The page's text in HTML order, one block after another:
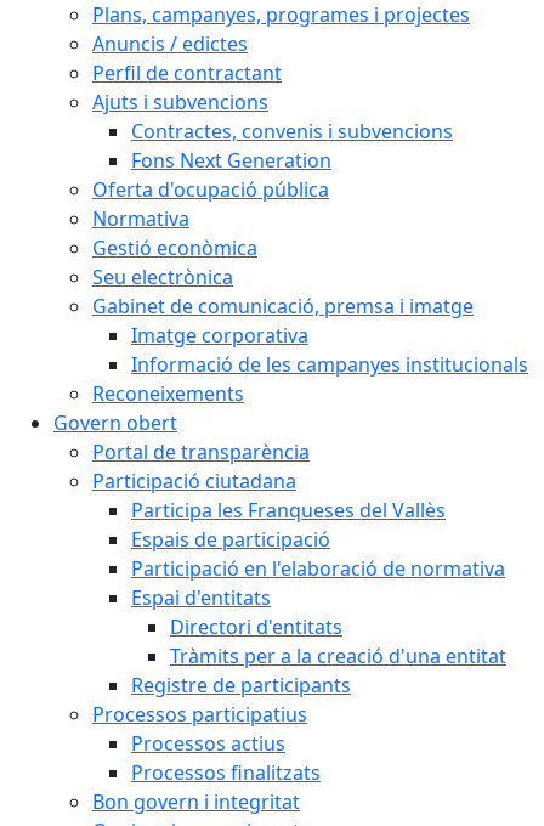
Plans, campanyes, programes i projectes
Anuncis / edictes
Perfil de contractant
Ajuts i subvencions
Contractes, convenis i subvencions
Fons Next Generation
Oferta d'ocupació pública
Normativa
Gestió econòmica
Seu electrònica
Gabinet de comunicació, premsa i imatge
Imatge corporativa
Informació de les campanyes institucionals
Reconeixements
Govern obert
Portal de transparència
Participació ciutadana
Participa les Franqueses del Vallès
Espais de participació
Participació en l'elaboració de normativa
Espai d'entitats
Directori d'entitats
Tràmits per a la creació d'una entitat
Registre de participants
Processos participatius
Processos actius
Processos finalitzats
Bon govern i integritat